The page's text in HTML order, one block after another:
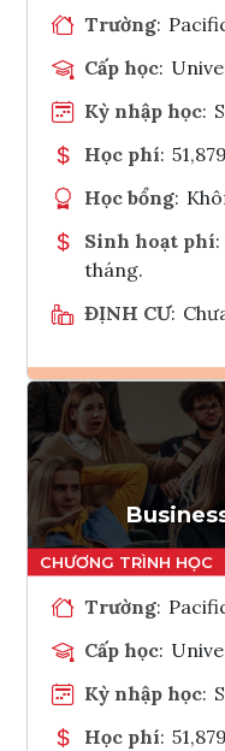
Trường:
Cấp học:
Kỳ nhập học:
Học phí:
Học bổng:
Sinh hoạt phí:
tháng.
ĐỊNH CƯ:
Trường:
Cấp học:
Kỳ nhập học:
Học phí: